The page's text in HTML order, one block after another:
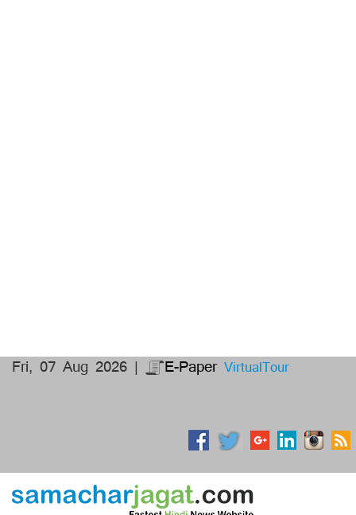
Fri, 07 Aug 2026 | E-Paper VirtualTour